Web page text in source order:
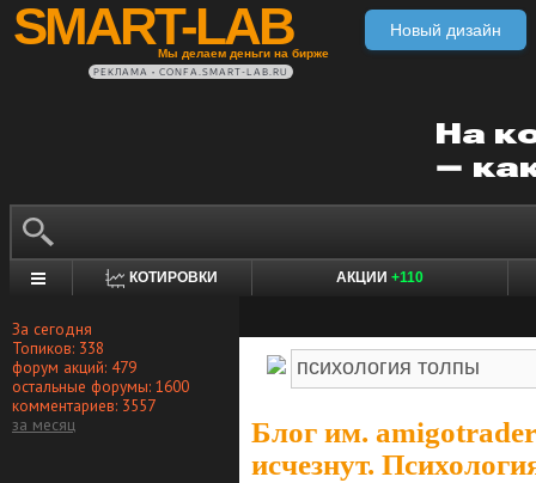
SMART-LAB
Мы делаем деньги на бирже
Новый дизайн
РЕКЛАМА • CONFA.SMART-LAB.RU
КОТИРОВКИ АКЦИИ +110
За сегодня
Топиков: 338
форум акций: 479
остальные форумы: 1600
комментариев: 3557
за месяц
Блог им. amigotrader
исчезнут.